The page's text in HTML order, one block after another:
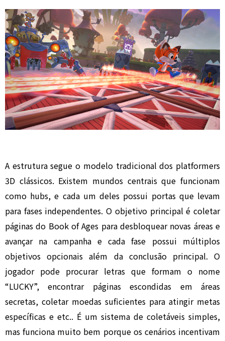
A estrutura segue o modelo tradicional dos platformers
3D clássicos. Existem mundos centrais que funcionam
como hubs, e cada um deles possui portas que levam
para fases independentes. O objetivo principal é coletar
páginas do Book of Ages para desbloquear novas áreas e
avançar na campanha e cada fase possui múltiplos
objetivos opcionais além da conclusão principal. O
jogador pode procurar letras que formam o nome
“LUCKY”, encontrar páginas escondidas em áreas
secretas, coletar moedas suficientes para atingir metas
específicas e etc.. É um sistema de coletáveis simples,
mas funciona muito bem porque os cenários incentivam